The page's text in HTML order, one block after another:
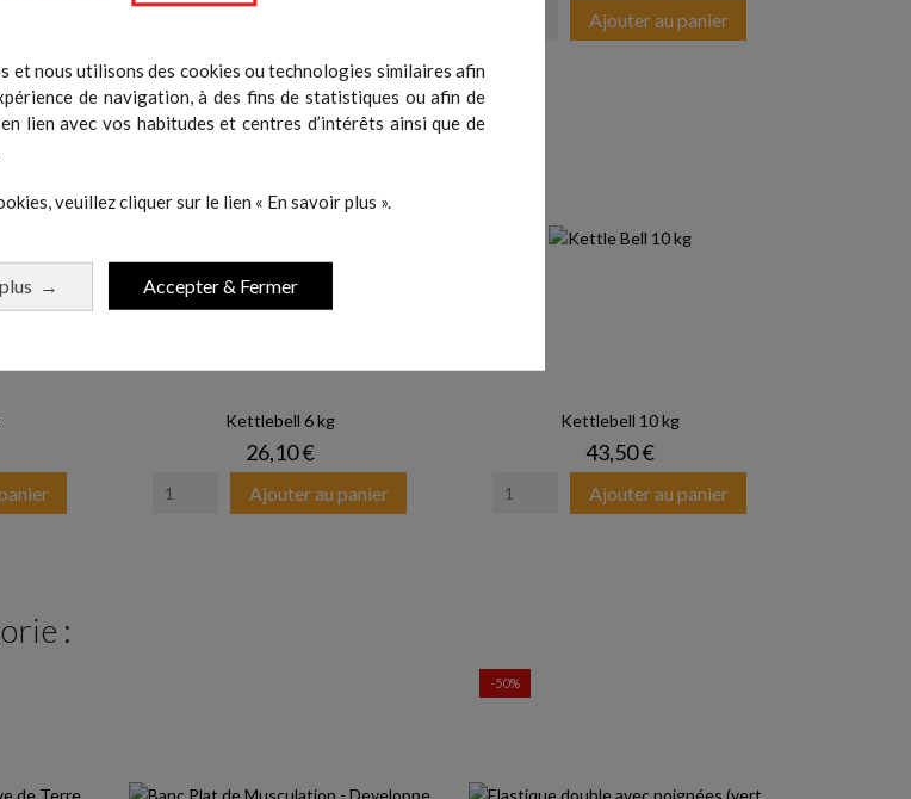
et nous utilisons des cookies ou technologies similaires afin
de navigation, à des fins de statistiques ou afin de
lien avec vos habitudes et centres d’intérêts ainsi que de
veuillez cliquer sur le lien « En savoir plus ».
→ Accepter & Fermer
Ajouter au panier
Kettlebell 6 kg
Prix
26,10 €
Ajouter au panier
Kettlebell 10 kg
Prix
43,50 €
Ajouter au panier
:
-50%